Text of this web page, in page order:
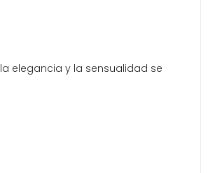
elegancia y la sensualidad se